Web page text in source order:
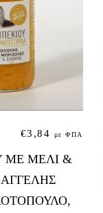
ΜΕ ΜΕΛΙ &
€3,84 με ΦΠΑ